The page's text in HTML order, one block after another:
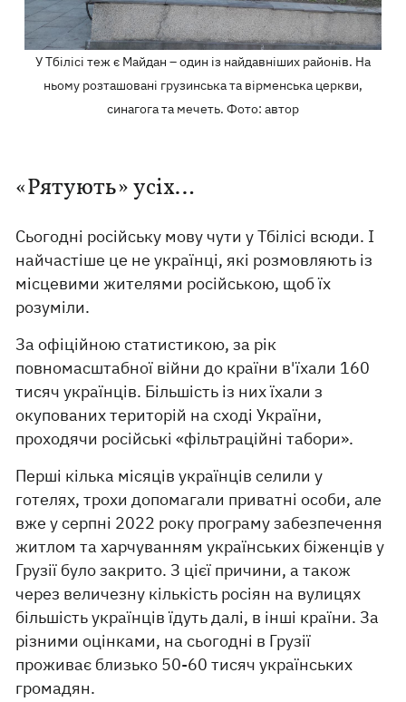
У Тбілісі теж є Майдан – один із найдавніших районів. На
ньому розташовані грузинська та вірменська церкви,
синагога та мечеть. Фото: автор
«Рятують» усіх…
Сьогодні російську мову чути у Тбілісі всюди. І
найчастіше це не українці, які розмовляють із
місцевими жителями російською, щоб їх
розуміли.
За офіційною статистикою, за рік
повномасштабної війни до країни в'їхали 160
тисяч українців. Більшість із них їхали з
окупованих територій на сході України,
проходячи російські «фільтраційні табори».
Перші кілька місяців українців селили у
готелях, трохи допомагали приватні особи, але
вже у серпні 2022 року програму забезпечення
житлом та харчуванням українських біженців у
Грузії було закрито. З цієї причини, а також
через величезну кількість росіян на вулицях
більшість українців їдуть далі, в інші країни. За
різними оцінками, на сьогодні в Грузії
проживає близько 50-60 тисяч українських
громадян.